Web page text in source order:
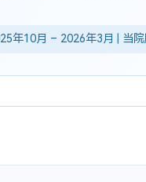
年10月 – 2026年3月 | 当